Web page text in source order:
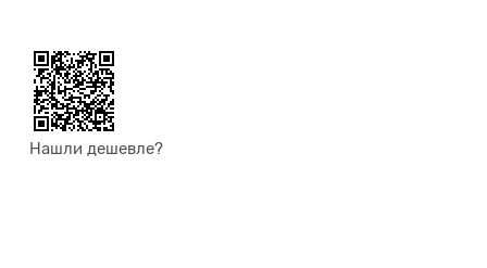
Нашли дешевле?